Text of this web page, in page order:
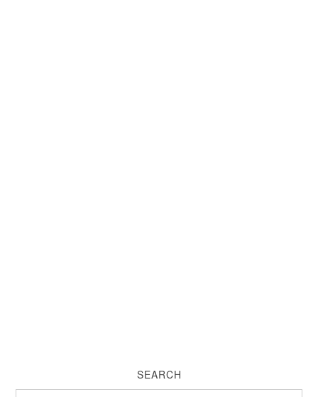
SEARCH